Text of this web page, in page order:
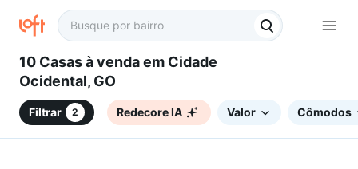
10 Casas à venda em Cidade
Ocidental, GO
Filtrar 2 Redecore IA Valor Cômodos